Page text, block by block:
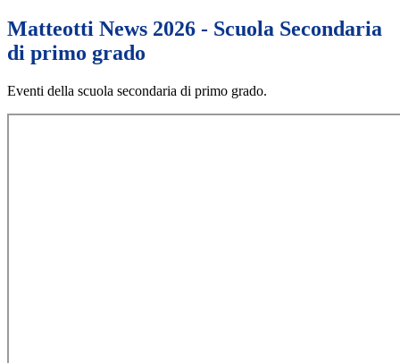
Matteotti News 2026 - Scuola Secondaria
di primo grado
Eventi della scuola secondaria di primo grado.